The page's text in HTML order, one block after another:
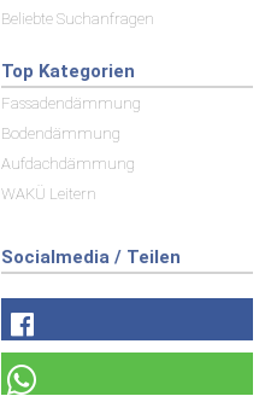
Beliebte Suchanfragen
Top Kategorien
Fassadendämmung
Bodendämmung
Aufdachdämmung
WAKÜ Leitern
Socialmedia / Teilen